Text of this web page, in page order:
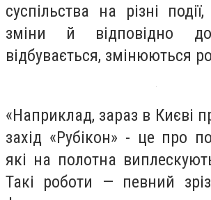
суспільства на різні
зміни й відповідно
відбувається, змінюються
«Наприклад, зараз в Києві
захід «Рубікон» - це про
які на полотна
Такі роботи — певний зріз